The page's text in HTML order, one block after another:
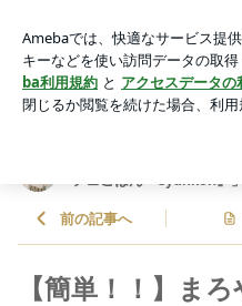
山本ゆりオフィシャルブログ
nkon』」Powered by Ameba
アプリをダウンロードして ブ
ょう。
フェごはん『syunkon』」
前の記事へ
【簡単！！】ま